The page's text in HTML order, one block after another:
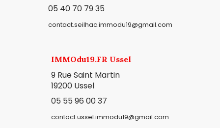
05 40 70 79 35
contact.seilhac.immodu19@gmail.com
IMMOdu19.FR Ussel
9 Rue Saint Martin
19200 Ussel
05 55 96 00 37
contact.ussel.immodu19@gmail.com